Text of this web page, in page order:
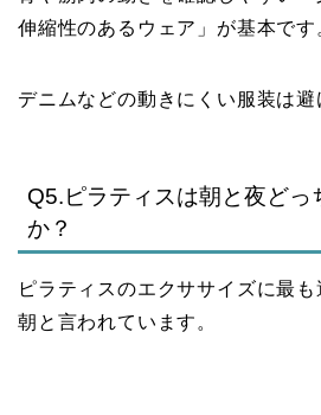
伸縮性のあるウェア」が基本です
デニムなどの動きにくい服装は避
Q5.ピラティスは朝と夜どっ
か？
ピラティスのエクササイズに最
朝と言われています。